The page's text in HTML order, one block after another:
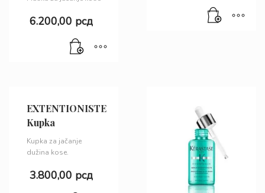
6.200,00 рсд
EXTENTIONISTE
Kupka
Kupka za jačanje
dužina kose.
3.800,00 рсд